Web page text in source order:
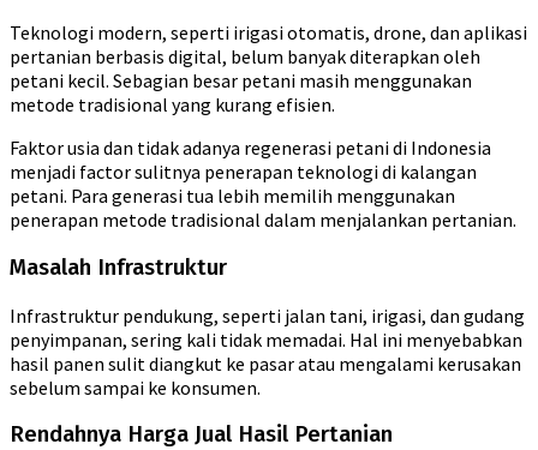
Teknologi modern, seperti irigasi otomatis, drone, dan aplikasi
pertanian berbasis digital, belum banyak diterapkan oleh
petani kecil. Sebagian besar petani masih menggunakan
metode tradisional yang kurang efisien.
Faktor usia dan tidak adanya regenerasi petani di Indonesia
menjadi factor sulitnya penerapan teknologi di kalangan
petani. Para generasi tua lebih memilih menggunakan
penerapan metode tradisional dalam menjalankan pertanian.
Masalah Infrastruktur
Infrastruktur pendukung, seperti jalan tani, irigasi, dan gudang
penyimpanan, sering kali tidak memadai. Hal ini menyebabkan
hasil panen sulit diangkut ke pasar atau mengalami kerusakan
sebelum sampai ke konsumen.
Rendahnya Harga Jual Hasil Pertanian